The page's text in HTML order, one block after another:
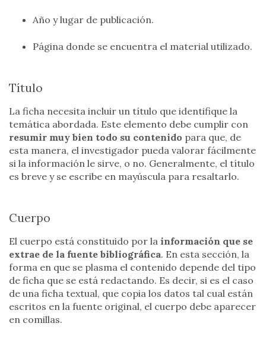
Año y lugar de publicación.
Página donde se encuentra el material utilizado.
Título
La ficha necesita incluir un título que identifique la
temática abordada. Este elemento debe cumplir con
resumir muy bien todo su contenido para que, de
esta manera, el investigador pueda valorar fácilmente
si la información le sirve, o no. Generalmente, el título
es breve y se escribe en mayúscula para resaltarlo.
Cuerpo
El cuerpo está constituido por la información que se
extrae de la fuente bibliográfica. En esta sección, la
forma en que se plasma el contenido depende del tipo
de ficha que se está redactando. Es decir, si es el caso
de una ficha textual, que copia los datos tal cual están
escritos en la fuente original, el cuerpo debe aparecer
en comillas.